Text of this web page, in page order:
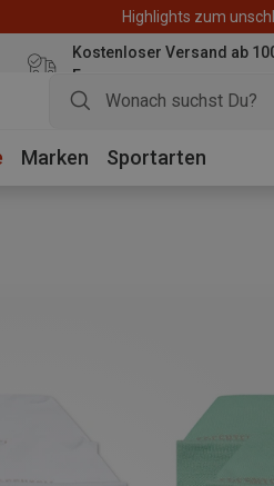
Highlights zum
Kostenloser Versand ab
Euro
Marken Sportarten